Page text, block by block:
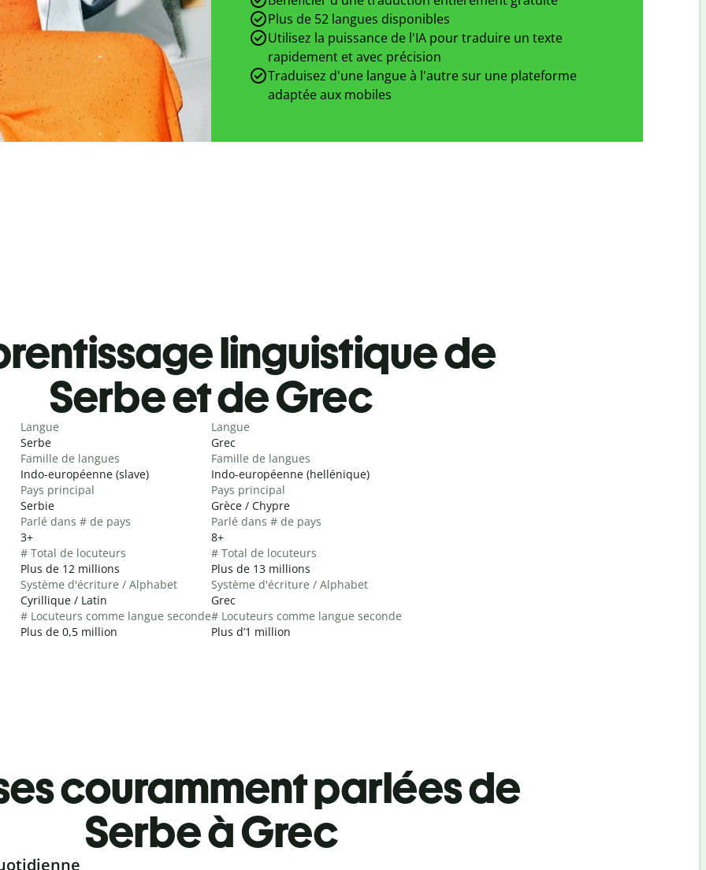
Plus de 52 langues disponibles
Utilisez la puissance de l'IA pour traduire un texte
rapidement et avec précision
Traduisez d'une langue à l'autre sur une plateforme
adaptée aux mobiles
linguistique de
Serbe et de Grec
Langue
Serbe
Famille de langues
Indo-européenne (slave)
Pays principal
Serbie
Parlé dans # de pays
3+
# Total de locuteurs
Plus de 12 millions
Système d'écriture / Alphabet
Cyrillique / Latin
# Locuteurs comme langue seconde
Plus de 0,5 million
Langue
Grec
Famille de langues
Indo-européenne (hellénique)
Pays principal
Grèce / Chypre
Parlé dans # de pays
8+
# Total de locuteurs
Plus de 13 millions
Système d'écriture / Alphabet
Grec
# Locuteurs comme langue seconde
Plus d’1 million
couramment parlées de
Serbe à Grec